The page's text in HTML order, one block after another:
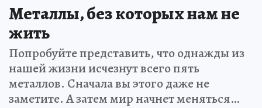
Металлы, без которых нам не
жить
Попробуйте представить, что однажды из
нашей жизни исчезнут всего пять
металлов. Сначала вы этого даже не
заметите. А затем мир начнет меняться…